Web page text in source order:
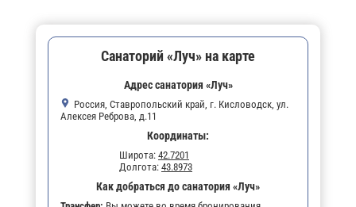
Санаторий «Луч» на карте
Адрес санатория «Луч»
Россия, Ставропольский край, г. Кисловодск, ул.
Алексея Реброва, д.11
Координаты:
Широта: 42.7201
Долгота: 43.8973
Как добраться до санатория «Луч»